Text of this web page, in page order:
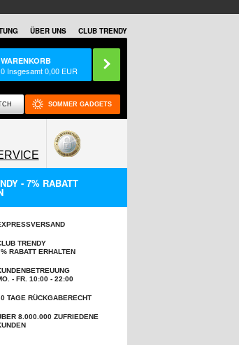
ÜBER UNS CLUB TRENDY
WARENKORB
0 Insgesamt0,00 EUR
SOMMER GADGETS
- 7% RABATT
TRENDY
RABATT ERHALTEN
- FR. 10:00 - 22:00
TAGE RÜCKGABERECHT
8.000.000 ZUFRIEDENE